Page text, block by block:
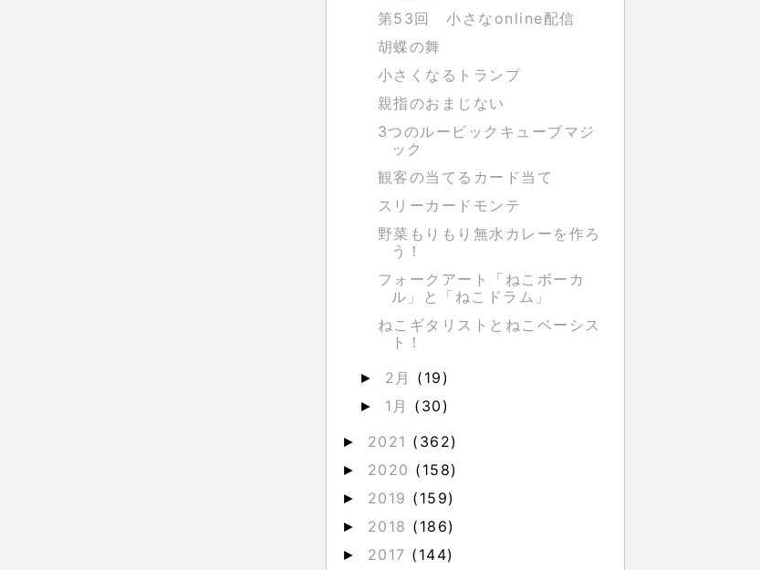
第53回 小さなonline配信
胡蝶の舞
小さくなるトランプ
親指のおまじない
3つのルービックキューブマジ
ック
観客の当てるカード当て
スリーカードモンテ
野菜もりもり無水カレーを作ろ
う！
フォークアート「ねこボーカ
ル」と「ねこドラム」
ねこギタリストとねこベーシス
ト！
► 2月 (19)
► 1月 (30)
► 2021 (362)
► 2020 (158)
► 2019 (159)
► 2018 (186)
► 2017 (144)